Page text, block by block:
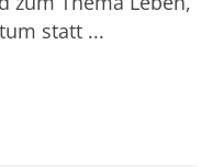
statt ...